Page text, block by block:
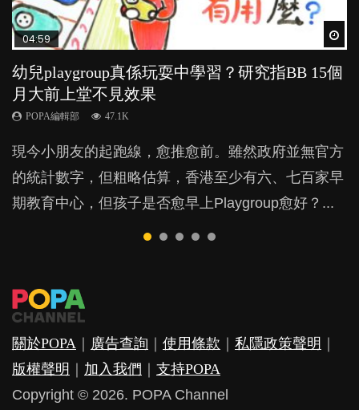
04:59
幼兒playgroup真係玩耍中學習？研究指BB 15個
月大前上堂不見效果
POPA編輯部 47.1K
現今小朋友的起跑線，愈推愈前。雖然政府並無官方
的統計數字，但粗略估算，香港至少有六、七百家早
期教育中心，但孩子是否愈早上Playgroup愈好？...
03:39
幼稚園遊戲課 如何刺激幼兒自發學習取代獎勵
與懲罰？
POPA編輯部 33.1K
由美國學者所創的 tools of the mind 課程，學生以遊
戲方式學習，學術能力和自制能力亦明顯比其他小朋
友優勝，到底這課程有何特別之處？...
04:06
全職好？在職好？｜全職媽媽與在職媽媽的壓
力與價值
POPA編輯部 25.8K
許多媽媽心底可能都有一刻掙扎過：究竟全職好，還
是在職好。雖說每個家庭都有自己的獨特狀況和考慮
因素，但原來全職和在職媽媽所養育的子女其實都各
03:02
老公患產後憂鬱症對BB的影響
POPA編輯部 15.9K
鬱，影響日常生活，嚴重的甚至會有自殺，或傷害小
朋友的念頭。但為何爸爸患上產後抑鬱往往難以察
覺？...
04:18
凡事以BB為中心，就係好爸媽？｜別忽視父母
的身心虛耗
POPA編輯部 31.5K
父母日夜無間、身心俱疲地照顧BB，如何做到正向
教養？部份父母更會為了小朋友放棄自己的嗜好、減
少出席朋友聚會等等，你以為會換來美好的親子關
關於POPA 廣告查詢 使用條款 私隱政策聲明
版權聲明
加入我們
支持POPA
Copyright © 2026. POPA Channel